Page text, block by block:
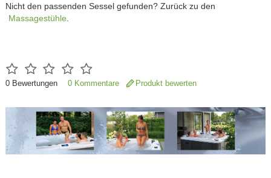
Nicht den passenden Sessel gefunden? Zurück zu den
Massagestühle.
0Bewertungen 0 Kommentare Produkt bewerten